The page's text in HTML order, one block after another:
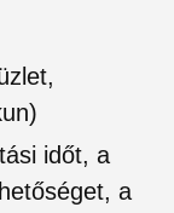
időt, a
a